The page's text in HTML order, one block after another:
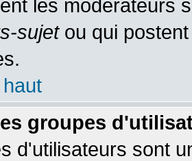
les modérateurs
sujetou qui
groupes
d'utilisateurs sont